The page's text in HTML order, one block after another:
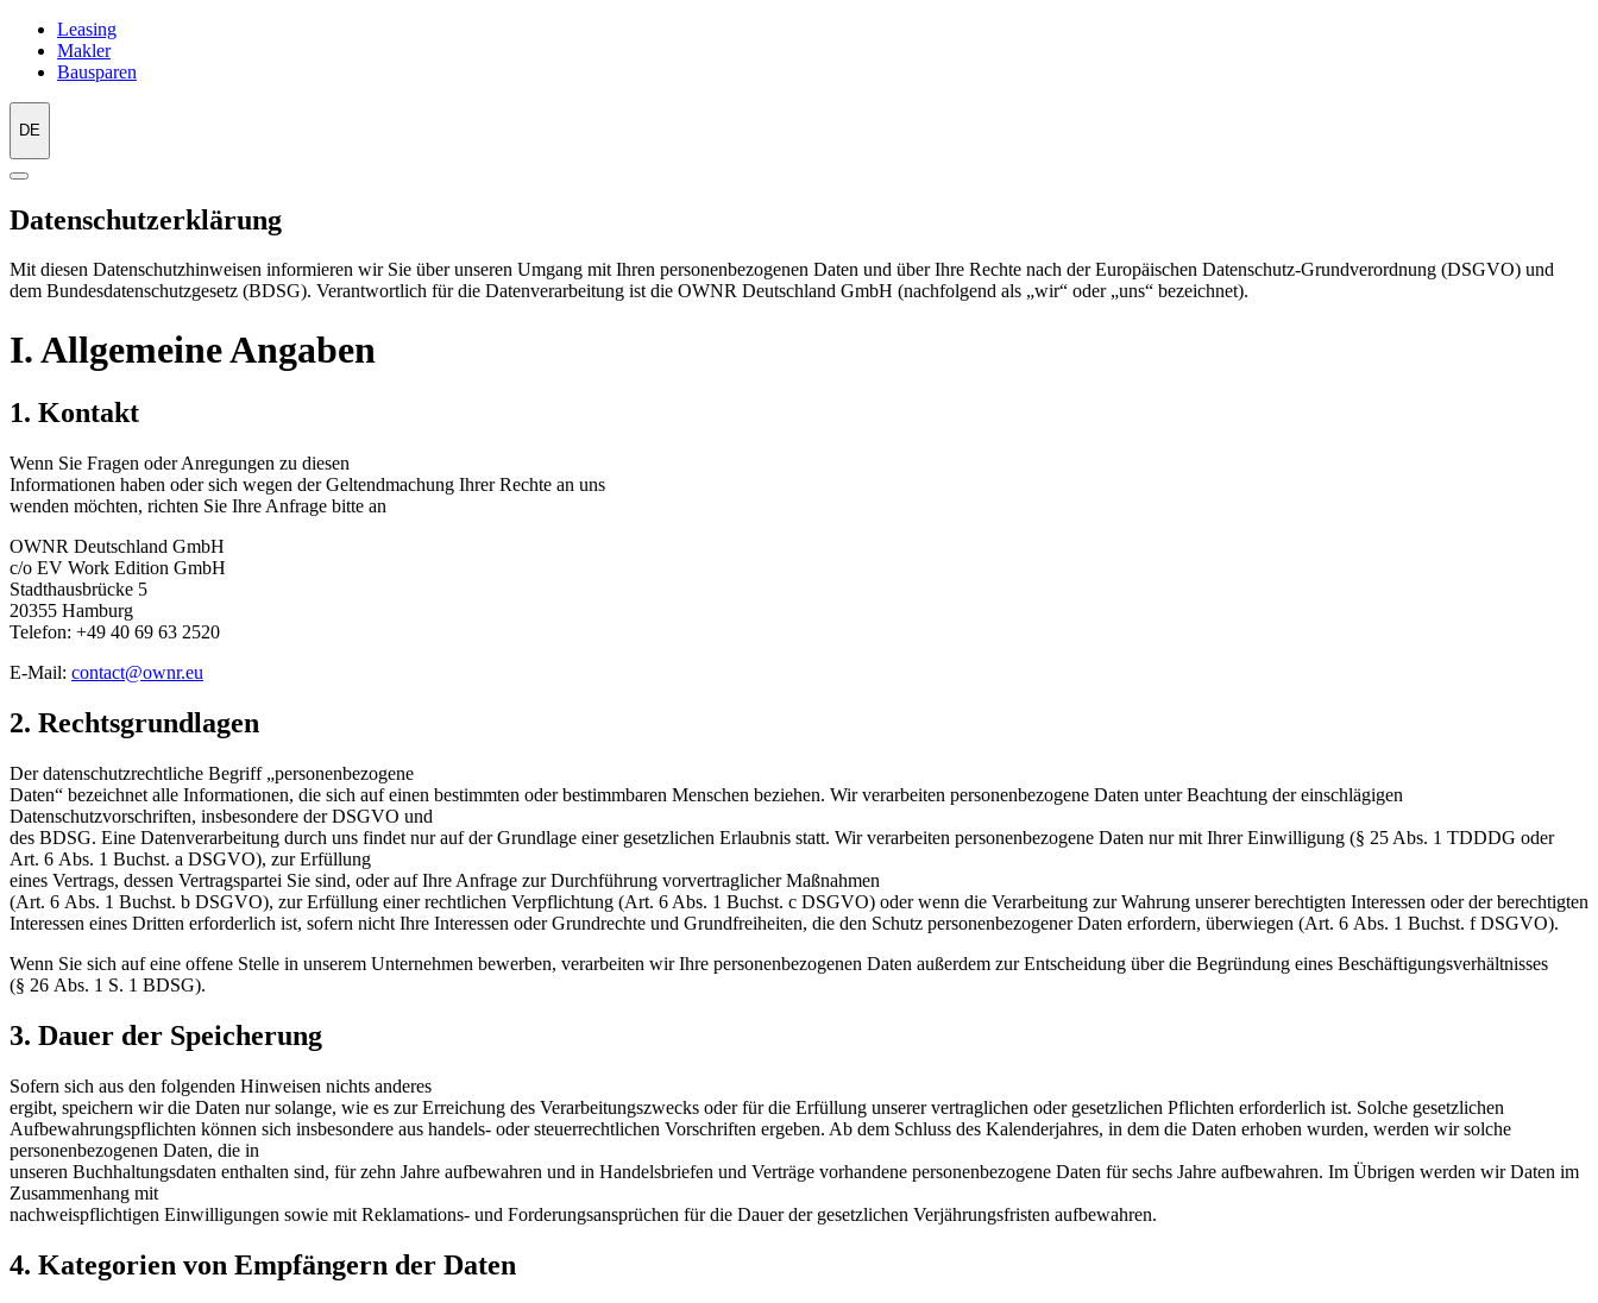
Leasing
Makler
Bausparen
DE
Datenschutzerklärung
Mit diesen Datenschutzhinweisen informieren wir Sie über unseren Umgang mit Ihren personenbezogenen Daten und über Ihre Rechte nach der Europäischen Datenschutz-Grundverordnung (DSGVO) und
dem Bundesdatenschutzgesetz (BDSG). Verantwortlich für die Datenverarbeitung ist die OWNR Deutschland GmbH (nachfolgend als „wir“ oder „uns“ bezeichnet).
I. Allgemeine Angaben
1. Kontakt
Wenn Sie Fragen oder Anregungen zu diesen
Informationen haben oder sich wegen der Geltendmachung Ihrer Rechte an uns
wenden möchten, richten Sie Ihre Anfrage bitte an
OWNR Deutschland GmbH
c/o EV Work Edition GmbH
Stadthausbrücke 5
20355 Hamburg
Telefon: +49 40 69 63 2520
E-Mail: contact@ownr.eu
2. Rechtsgrundlagen
Der datenschutzrechtliche Begriff „personenbezogene
Daten“ bezeichnet alle Informationen, die sich auf einen bestimmten oder bestimmbaren Menschen beziehen. Wir verarbeiten personenbezogene Daten unter Beachtung der einschlägigen
Datenschutzvorschriften, insbesondere der DSGVO und
des BDSG. Eine Datenverarbeitung durch uns findet nur auf der Grundlage einer gesetzlichen Erlaubnis statt. Wir verarbeiten personenbezogene Daten nur mit Ihrer Einwilligung (§ 25 Abs. 1 TDDDG oder
Art. 6 Abs. 1 Buchst. a DSGVO), zur Erfüllung
eines Vertrags, dessen Vertragspartei Sie sind, oder auf Ihre Anfrage zur Durchführung vorvertraglicher Maßnahmen
(Art. 6 Abs. 1 Buchst. b DSGVO), zur Erfüllung einer rechtlichen Verpflichtung (Art. 6 Abs. 1 Buchst. c DSGVO) oder wenn die Verarbeitung zur Wahrung unserer berechtigten Interessen oder der berechtigten
Interessen eines Dritten erforderlich ist, sofern nicht Ihre Interessen oder Grundrechte und Grundfreiheiten, die den Schutz personenbezogener Daten erfordern, überwiegen (Art. 6 Abs. 1 Buchst. f DSGVO).
Wenn Sie sich auf eine offene Stelle in unserem Unternehmen bewerben, verarbeiten wir Ihre personenbezogenen Daten außerdem zur Entscheidung über die Begründung eines Beschäftigungsverhältnisses
(§ 26 Abs. 1 S. 1 BDSG).
3. Dauer der Speicherung
Sofern sich aus den folgenden Hinweisen nichts anderes
ergibt, speichern wir die Daten nur solange, wie es zur Erreichung des Verarbeitungszwecks oder für die Erfüllung unserer vertraglichen oder gesetzlichen Pflichten erforderlich ist. Solche gesetzlichen
Aufbewahrungspflichten können sich insbesondere aus handels- oder steuerrechtlichen Vorschriften ergeben. Ab dem Schluss des Kalenderjahres, in dem die Daten erhoben wurden, werden wir solche
personenbezogenen Daten, die in
unseren Buchhaltungsdaten enthalten sind, für zehn Jahre aufbewahren und in Handelsbriefen und Verträge vorhandene personenbezogene Daten für sechs Jahre aufbewahren. Im Übrigen werden wir Daten im
Zusammenhang mit
nachweispflichtigen Einwilligungen sowie mit Reklamations- und Forderungsansprüchen für die Dauer der gesetzlichen Verjährungsfristen aufbewahren.
4. Kategorien von Empfängern der Daten